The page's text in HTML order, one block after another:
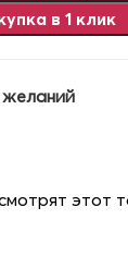
в 1 клик
этот